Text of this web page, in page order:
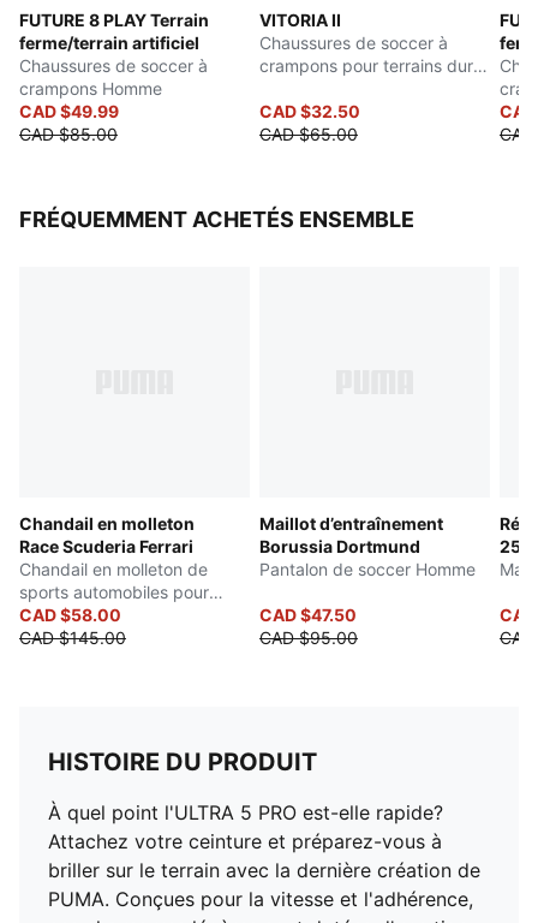
tige synthétique légère
La semelle d'usure SPEEDSYSTEM offre un retour
d'énergie exceptionnel pour une accélération plus
rapide sur le terrain
La conception des crampons FastTrax, avec des
FG/AG : Convient pour une utilisation sur les surfaces
FUTURE 8 PLAY Terrain
ferme/terrain artificiel
Chaussures de soccer à
crampons Homme
CAD $49.99
CAD $85.00
VITORIA II
Chaussures de soccer à
crampons pour terrains durs
CAD $32.50
CAD $65.00
FRÉQUEMMENT ACHETÉS ENSEMBLE
Chandail en molleton
Race Scuderia Ferrari
Chandail en molleton de
sports automobiles pour
hommes
CAD $58.00
CAD $145.00
Maillot d’entraînement
Borussia Dortmund
Pantalon de soccer Homme
CAD $47.50
CAD $95.00
25/
HISTOIRE DU PRODUIT
À quel point l'ULTRA 5 PRO est-elle rapide?
Attachez votre ceinture et préparez-vous à
briller sur le terrain avec la dernière création de
PUMA. Conçues pour la vitesse et l'adhérence,